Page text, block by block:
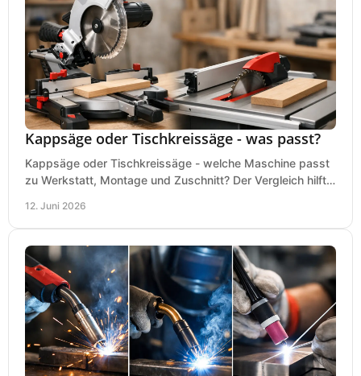
Kappsäge oder Tischkreissäge - was passt?
Kappsäge oder Tischkreissäge - welche Maschine passt
zu Werkstatt, Montage und Zuschnitt? Der Vergleich hilft
12. Juni 2026